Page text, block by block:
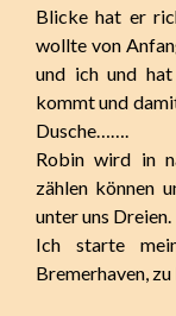
Blicke hat er
wollte von
und ich und
kommt und
Dusche…….
Robin wird in
zählen können
unter uns Dreien.
Ich starte
Bremerhaven,